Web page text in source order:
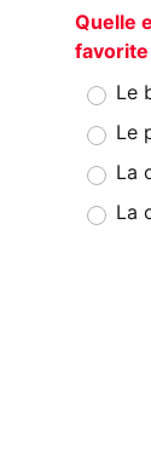
Quelle
favorite
Le
Le
La
La